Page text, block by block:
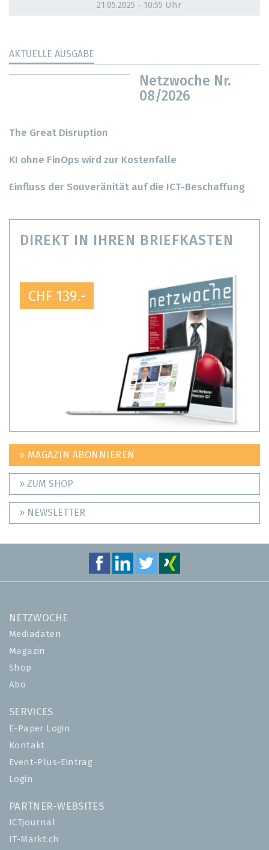
21.05.2025 - 10:55 Uhr
AKTUELLE AUSGABE
Netzwoche Nr.
08/2026
The Great Disruption
KI ohne FinOps wird zur Kostenfalle
Einfluss der Souveränität auf die ICT-Beschaffung
DIREKT IN IHREN BRIEFKASTEN
CHF 139.-
» MAGAZIN ABONNIEREN
» ZUM SHOP
» NEWSLETTER
NETZWOCHE
Mediadaten
Magazin
Shop
Abo
SERVICES
E-Paper Login
Kontakt
Event-Plus-Eintrag
Login
PARTNER-WEBSITES
ICTjournal
IT-Markt.ch